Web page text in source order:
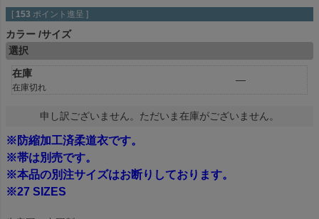
[ 153 ポイント進呈 ]
カラー サイズ
選択
在庫
在庫切れ
—
申し訳ございません。ただいま在庫がございません。
※防縮加工済柔道衣です。
※帯は別売です。
※本品の別注サイズはお断りしております。
※27 SIZES